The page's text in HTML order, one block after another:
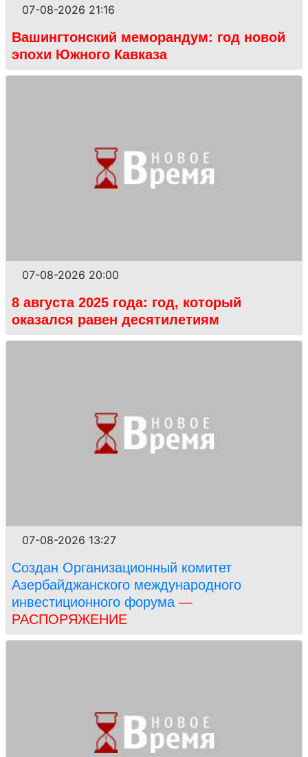
07-08-2026 21:16
Вашингтонский меморандум: год новой
эпохи Южного Кавказа
07-08-2026 20:00
8 августа 2025 года: год, который
оказался равен десятилетиям
07-08-2026 13:27
Создан Организационный комитет
Азербайджанского международного
инвестиционного форума —
РАСПОРЯЖЕНИЕ